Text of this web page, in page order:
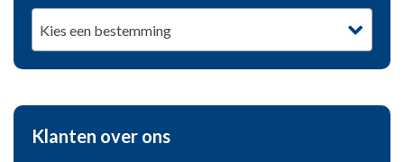
Kies een bestemming
Klanten over ons